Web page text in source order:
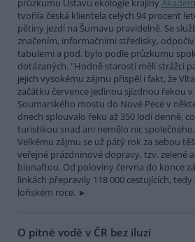
průzkumu Ústavu ekologie krajiny
tvořila česká klientela celých 94 procent
pětiny jezdí na Šumavu pravidelně. Se
značením, informačními středisky,
tabulemi a pod. bylo podle průzkumu
dotázaných. "Hodně starostí měli strážci
jejich vysokému zájmu přispěl i fakt, že
začátku července jedinou sjízdnou řekou v
Soumarského mostu do Nové Pece v
dnech splouvalo řeku až 350 lodí denně,
turistikou snad ani nemělo nic
Velkému zájmu se už pátý rok za sebou
veřejné prázdninové dopravy, tzv. zelené
bionaftou. Od poloviny června do konce
linkách přepravily 118 000 cestujících,
loňském roce.
O pitné vodě v ČR bez iluzí